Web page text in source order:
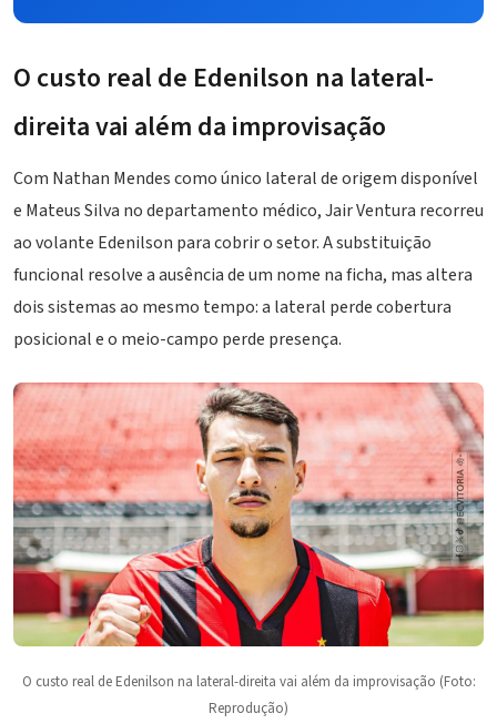
O custo real de Edenilson na lateral-
direita vai além da improvisação
Com Nathan Mendes como único lateral de origem disponível
e Mateus Silva no departamento médico, Jair Ventura recorreu
ao volante Edenilson para cobrir o setor. A substituição
funcional resolve a ausência de um nome na ficha, mas altera
dois sistemas ao mesmo tempo: a lateral perde cobertura
posicional e o meio-campo perde presença.
O custo real de Edenilson na lateral-direita vai além da improvisação (Foto:
Reprodução)